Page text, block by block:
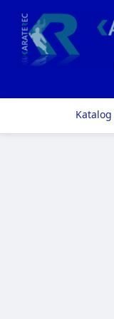
Katalog